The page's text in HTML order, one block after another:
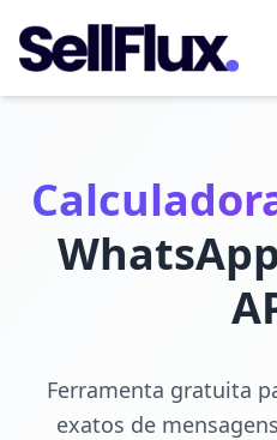
Ferramenta gratuita
exatos de